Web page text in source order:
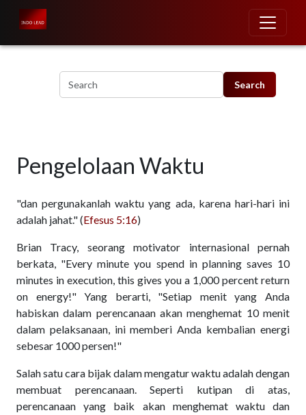
Skip to main content
Pengelolaan Waktu
"dan pergunakanlah waktu yang ada, karena hari-hari ini
adalah jahat." (Efesus 5:16)
Brian Tracy, seorang motivator internasional pernah
berkata, "Every minute you spend in planning saves 10
minutes in execution, this gives you a 1,000 percent return
on energy!" Yang berarti, "Setiap menit yang Anda
habiskan dalam perencanaan akan menghemat 10 menit
dalam pelaksanaan, ini memberi Anda kembalian energi
sebesar 1000 persen!"
Salah satu cara bijak dalam mengatur waktu adalah dengan
membuat perencanaan. Seperti kutipan di atas,
perencanaan yang baik akan menghemat waktu dan